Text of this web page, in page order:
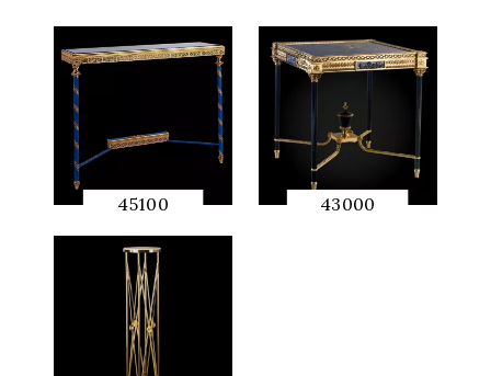
45100
QUICK
PREVIEW
43000